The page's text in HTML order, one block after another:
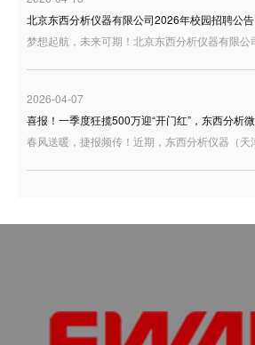
北京东西分析仪器有限公司2026年校园招聘公告
2026-04-07